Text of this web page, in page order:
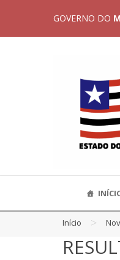
GOVERNO DO
Início >